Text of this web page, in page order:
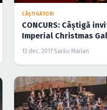
CÂŞTIGĂTORI
CONCURS: Câştigă
Imperial Christmas
13 dec. 2017·Sarău Marian